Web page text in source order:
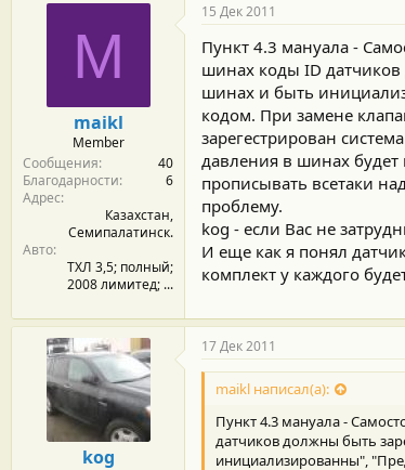
M
maikl
Member
Сообщения
40
Благодарности
6
Адрес
Казахстан,
Семипалатинск.
Авто
ТХЛ 3,5; полный;
2008 лимитед; ...
15 Дек 2011
Пункт 4.3 мануала -
шинах коды ID
шинах и быть
кодом. При замене
зарегестрирован
давления в шинах будет
прописывать всетаки
проблему.
kog - если Вас не
И еще как я понял
комплект у каждого
kog
17 Дек 2011
maikl написал(а):
Пункт 4.3 мануала -
датчиков должны быть
инициализированны",